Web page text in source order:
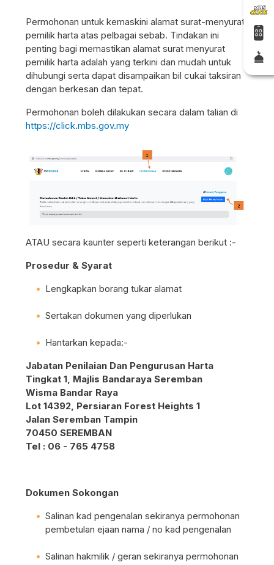
Permohonan untuk kemaskini alamat surat-menyurat
pemilik harta atas pelbagai sebab. Tindakan ini
penting bagi memastikan alamat surat menyurat
pemilik harta adalah yang terkini dan mudah untuk
dihubungi serta dapat disampaikan bil cukai taksiran
dengan berkesan dan tepat.
Permohonan boleh dilakukan secara dalam talian di
https://click.mbs.gov.my
ATAU secara kaunter seperti keterangan berikut :-
Prosedur & Syarat
Lengkapkan borang tukar alamat
Sertakan dokumen yang diperlukan
Hantarkan kepada:-
Jabatan Penilaian Dan Pengurusan Harta
Tingkat 1, Majlis Bandaraya Seremban
Wisma Bandar Raya
Lot 14392, Persiaran Forest Heights 1
Jalan Seremban Tampin
70450 SEREMBAN
Tel : 06 - 765 4758
Dokumen Sokongan
Salinan kad pengenalan sekiranya permohonan
pembetulan ejaan nama / no kad pengenalan
Salinan hakmilik / geran sekiranya permohonan